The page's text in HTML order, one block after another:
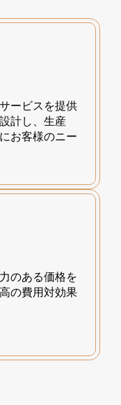
ービスを提供
計し、生産
お客様のニー
のある価格を
の費用対効果